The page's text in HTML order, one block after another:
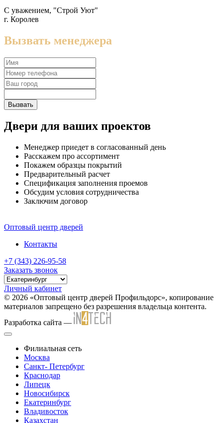
С уважением, "Строй Уют"
г. Королев
Вызвать менеджера
Вызвать
Двери для ваших проектов
Менеджер приедет в согласованный день
Расскажем про ассортимент
Покажем образцы покрытий
Предварительный расчет
Спецификация заполнения проемов
Обсудим условия сотрудничества
Заключим договор
Оптовый центр дверей
Контакты
+7 (343) 226-95-58
Заказать звонок
Личный кабинет
© 2026 «Оптовый центр дверей Профильдорс», копирование
материалов запрещено без разрешения владельца контента.
Разработка сайта —
Филиальная сеть
Москва
Санкт- Петербург
Краснодар
Липецк
Новосибирск
Екатеринбург
Владивосток
Казахстан